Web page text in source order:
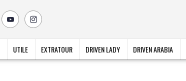
UTILE EXTRATOUR DRIVEN LADY DRIVEN ARABIA